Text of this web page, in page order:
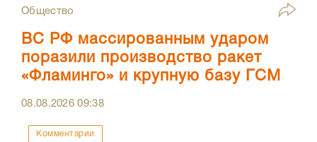
Общество
ВС РФ массированным ударом
поразили производство ракет
«Фламинго» и крупную базу ГСМ
08.08.202609:38
Комментарии